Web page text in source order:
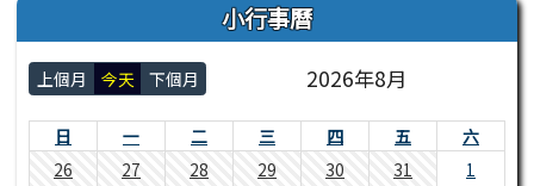
小行事曆
上個月 今天 下個月 2026年8月
日 一 二 三 四 五
六
26
27 28 29 30 31 1